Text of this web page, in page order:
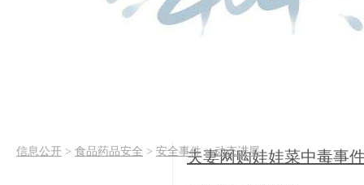
信息公开 > 食品药品安全 > 安全事件>动态进展
夫妻网购娃娃菜中毒事